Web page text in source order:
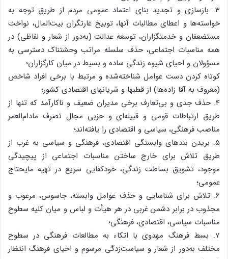
3. بازسازی‌ و تجدید بنای‌ اعتماد عمومی‌ مردم‌ از طریق‌ توجه‌ به‌
خواسته‌ها و اعطای‌ مطالبات‌ آنها، توبیخ‌ غارتگران‌ بیت‌المال‌، نواخت‌
مستضعفان‌ و خدمتگزاران‌، توسعه‌ عدالت‌ (به‌دور از شعار و لفاظی‌) در
همه‌ مناسبات‌ اجتماعی‌، حذف‌ سلسله‌ مراتب‌ وحشتناک‌ دسترسی‌ به‌
مسؤولان‌ و احیای‌ شیوه‌ زندگی‌ ساده‌ و بسیط‌ در میان‌ کارگزاران‌؛
کوتاه‌ کردن‌ دست‌ عوامل‌ شناخته‌شده‌ و مرتبط‌ با برخی‌ افراد شاخص‌
(معروف‌ به‌ آقا زاده‌ها) از قطبها و شریانهای‌ اقتصادی‌ کشور؛
4. حذف‌ جدی‌ و بی‌تعارف‌ برخی‌ مدیران‌ ضعیف‌ و ناکارآمد که‌ تنها از
طریق‌ ارتباطات‌ قومی‌ و قبیله‌ای‌ و حزبی‌ مجال‌ تصرف‌ مادام‌العمر
مناصب‌ فرهنگی‌، سیاسی‌ و اقتصادی‌ را یافته‌اند؛
5. بریدن‌ بندهای‌ وابستگی‌ اقتصادی‌، فرهنگی‌ و سیاسی‌ به‌ غرب‌ از
طریق‌ تلاش‌ برای‌ خارج‌ ساختن‌ مناسبات‌ اجتماعی‌ از پیچیدگی‌
موجود، تشویق‌ بساطت‌ زندگی‌، خودکفایی‌ سریع‌ در تهیه‌ مایحتاج‌
عمومی‌؛
6. تلاش‌ برای‌ شناسایی‌ و حذف‌ عوامل‌ وابسته‌، جاسوس‌، مرعوب‌ و
مجذوب‌ در برابر دشمن‌ غربی‌ در هر هیأت‌ و لباس‌ و میان‌ کلیه‌ سطوح‌
مناسبات‌ سیاسی‌، اقتصادی‌، فرهنگی‌؛
7. بسط‌ فرهنگ‌ مهدوی‌ با اتکاء به‌ مطالعات‌ فرهنگی‌ در سطوح‌
مختلف‌ به‌دور از شعار و سیاست‌زدگی‌ مرسوم‌ و احیای‌ فرهنگ‌ انتظار